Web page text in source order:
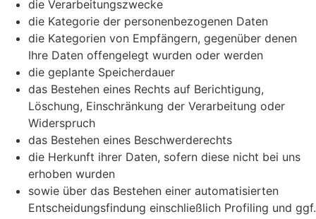
die Verarbeitungszwecke
die Kategorie der personenbezogenen Daten
die Kategorien von Empfängern, gegenüber denen
Ihre Daten offengelegt wurden oder werden
die geplante Speicherdauer
das Bestehen eines Rechts auf Berichtigung,
Löschung, Einschränkung der Verarbeitung oder
Widerspruch
das Bestehen eines Beschwerderechts
die Herkunft ihrer Daten, sofern diese nicht bei uns
erhoben wurden
sowie über das Bestehen einer automatisierten
Entscheidungsfindung einschließlich Profiling und ggf.